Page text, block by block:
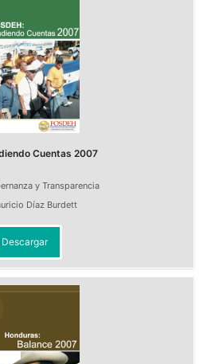
Cuentas 2007
y Transparencia
Díaz Burdett
Descargar